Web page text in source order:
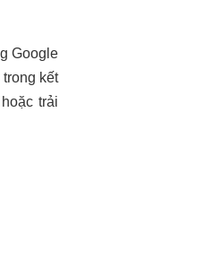
Google
kết
trải